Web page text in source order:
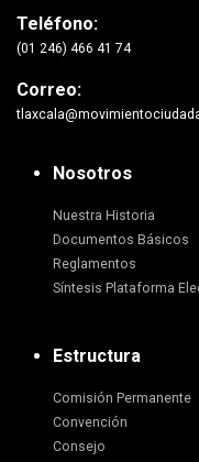
Teléfono:
(01 246) 466 41 74
Correo:
Nosotros
Nuestra Historia
Documentos Básicos
Reglamentos
Síntesis Plataforma
Estructura
Comisión Permanente
Convención
Consejo